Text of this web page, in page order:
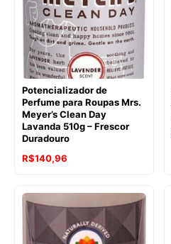
Potencializador de
Perfume para Roupas Mrs.
Meyer’s Clean Day
Lavanda 510g – Frescor
Duradouro
O
original
era:
R$176,61.
R$140,96
atual
é:
R$140,96.